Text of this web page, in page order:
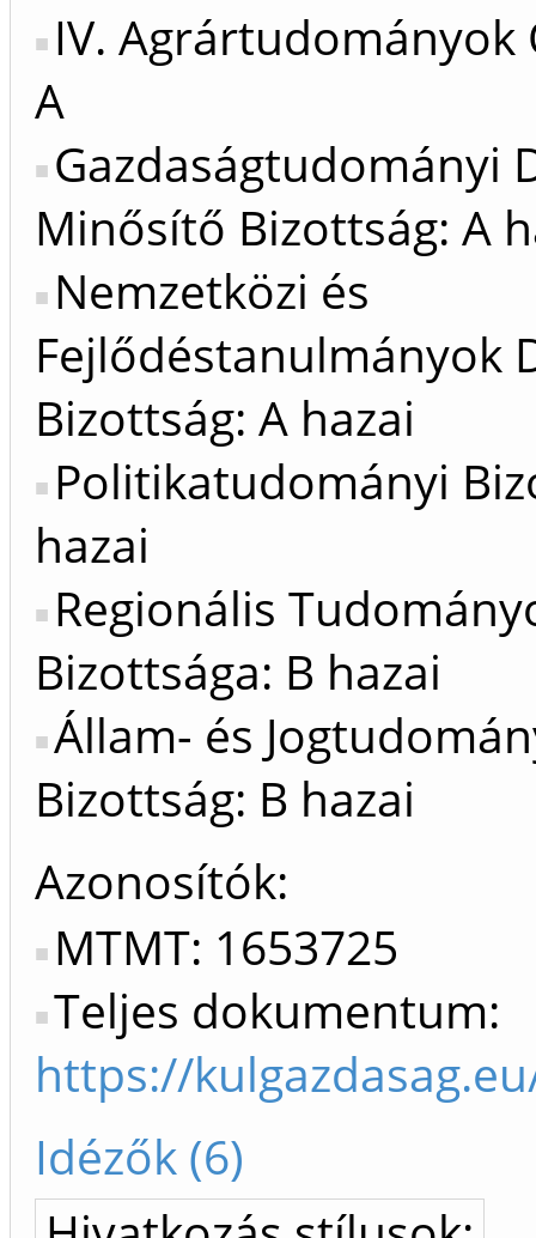
IV. Agrártudományok
A
Gazdaságtudományi
Minősítő Bizottság: A
Nemzetközi és
Fejlődéstanulmányok
Bizottság: A hazai
Politikatudományi
hazai
Regionális
Bizottsága: B hazai
Állam- és
Bizottság: B hazai
Azonosítók
MTMT: 1653725
Teljes dokumentum:
https://
Idézők (6)